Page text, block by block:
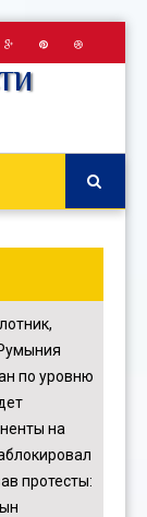
по уровню
на
протесты: